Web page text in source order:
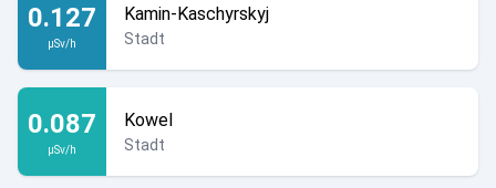
0.127
µSv/h
Kamin-Kaschyrskyj
Stadt
0.087
µSv/h
Kowel
Stadt